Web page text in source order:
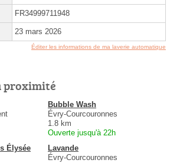
FR34999711948
23 mars 2026
Éditer les informations de ma laverie automatique
proximité
Bubble Wash
Évry-Courcouronnes
1.8 km
Ouverte jusqu'à 22h
Élysée
Lavande
Évry-Courcouronnes